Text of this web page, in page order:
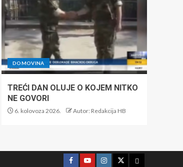
DOMOVINA
TREĆI DAN OLUJE O KOJEM NITKO
NE GOVORI
6. kolovoza 2026. Autor: Redakcija HB